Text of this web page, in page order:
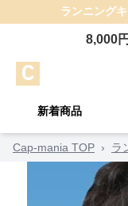
ランニング
8,000
新着商品
Cap-mania TOP › ラ